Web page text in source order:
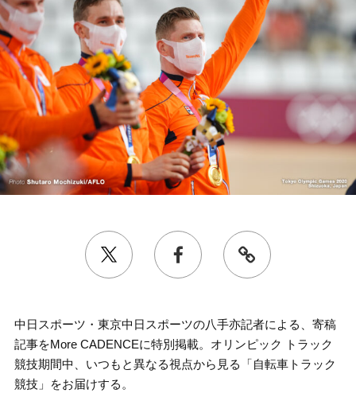
中日スポーツ・東京中日スポーツの八手亦記者による、寄稿
記事をMore CADENCEに特別掲載。オリンピック トラック
競技期間中、いつもと異なる視点から見る「自転車トラック
競技」をお届けする。